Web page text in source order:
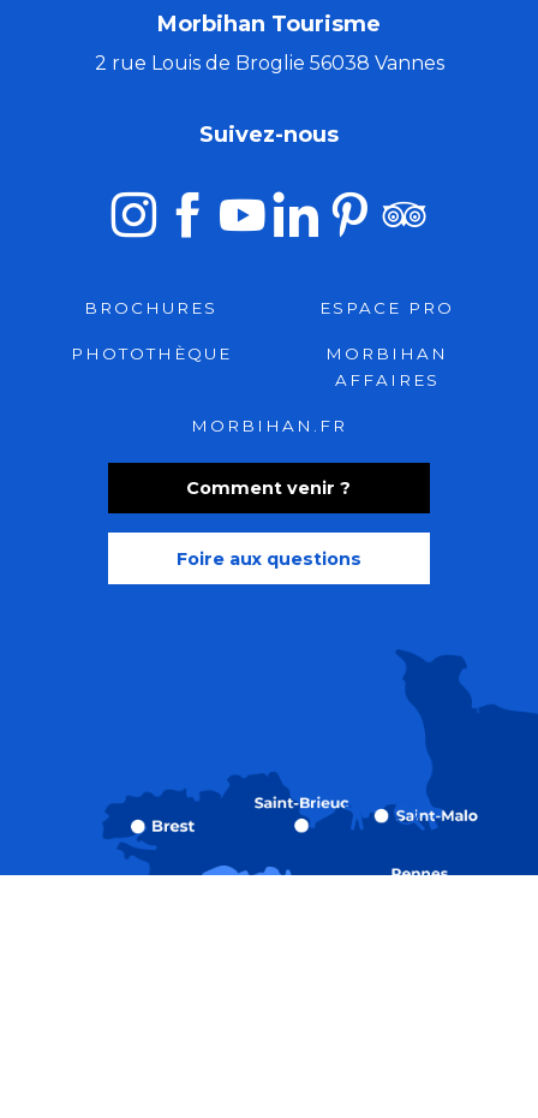
Morbihan Tourisme
2 rue Louis de Broglie 56038 Vannes
Comment venir ?
Foire aux questions
Suivez-nous
BROCHURES ESPACE PRO
PHOTOTHÈQUE
MORBIHAN
AFFAIRES
MORBIHAN.FR